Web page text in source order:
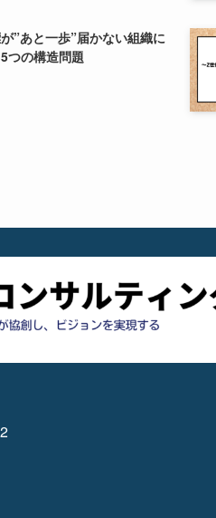
”あと一歩”届かない組織に
つの構造問題